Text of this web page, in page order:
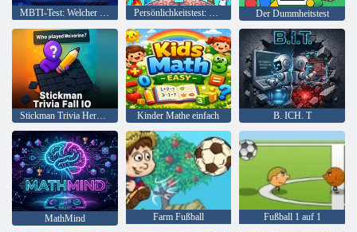
MBTI-Test: Welcher Kpop bist du? Persönlichkeitstest: Welcher Sprunki bist du? Der Dummheitstest
Stickman Trivia Herbst IO Kinder Mathe einfach B. ICH. T
MathMind Farm Fußball Fußball 1 auf 1